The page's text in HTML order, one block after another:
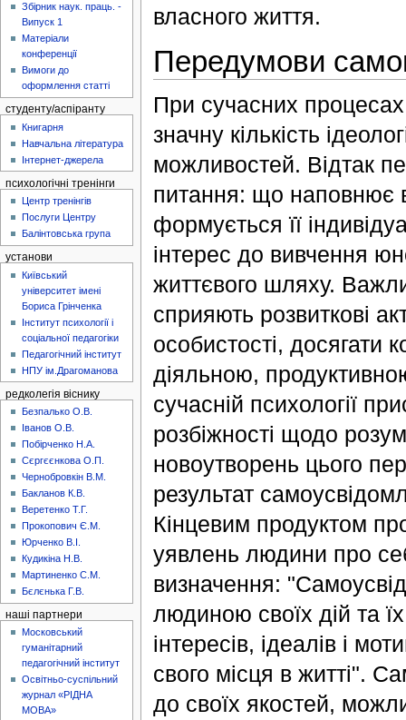
власного життя.
Передумови
При сучасних
значну кількість
можливостей. Відтак
питання: що наповнює
формується її
інтерес до вивчення
життєвого шляху.
сприяють розвиткові
особистості,
діяльною,
сучасній психології
розбіжності щодо
новоутворень цього
результат
Кінцевим продуктом
уявлень людини про
визначення:
людиною своїх дій та
інтересів, ідеалів і
свого місця в житті".
до своїх якостей,
Збірник наук. праць. -
Випуск 1
Матеріали
конференції
Вимоги до
оформлення статті
студенту/аспіранту
Книгарня
Навчальна література
Інтернет-джерела
психологічні тренінги
Центр тренінгів
Послуги Центру
Балінтовська група
установи
Київський
університет імені
Бориса Грінченка
Інститут психології і
соціальної педагогіки
Педагогічний інститут
НПУ ім.Драгоманова
редколегія віснику
Безпалько О.В.
Іванов О.В.
Побірченко Н.А.
Сєргєєнкова О.П.
Чернобровкін В.М.
Бакланов К.В.
Веретенко Т.Г.
Прокопович Є.М.
Юрченко В.І.
Кудикіна Н.В.
Мартиненко С.М.
Бєлєнька Г.В.
наші партнери
Московський
гуманітарний
педагогічний інститут
Освітньо-суспільний
журнал «РІДНА
МОВА»